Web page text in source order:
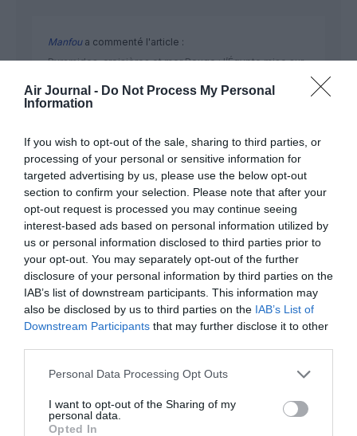
Air Journal - Do Not Process My Personal
Information
If you wish to opt-out of the sale, sharing to third parties, or
processing of your personal or sensitive information for
targeted advertising by us, please use the below opt-out
section to confirm your selection. Please note that after your
opt-out request is processed you may continue seeing
interest-based ads based on personal information utilized by
us or personal information disclosed to third parties prior to
your opt-out. You may separately opt-out of the further
disclosure of your personal information by third parties on the
IAB’s list of downstream participants. This information may
also be disclosed by us to third parties on the IAB’s List of
Downstream Participants that may further disclose it to other
Personal Data Processing Opt Outs
I want to opt-out of the Sharing of my
personal data.
Opted In
Manfoua commenté l'article :
Pyramides, croisières et mer Rouge : l’Égypte mise sur
TFFRYYZ a commenté l'article :
Pointe‑à‑Pitre – Panama City : Air France ouvre un pont
aérien vers l’Amérique latine
ABONNEMENT
PUBLICITÉ
PSEUDONYME
COMMENTAIRE